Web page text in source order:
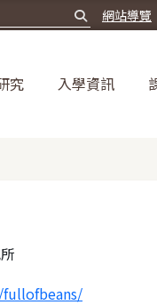
網站導覽
究 入學資訊